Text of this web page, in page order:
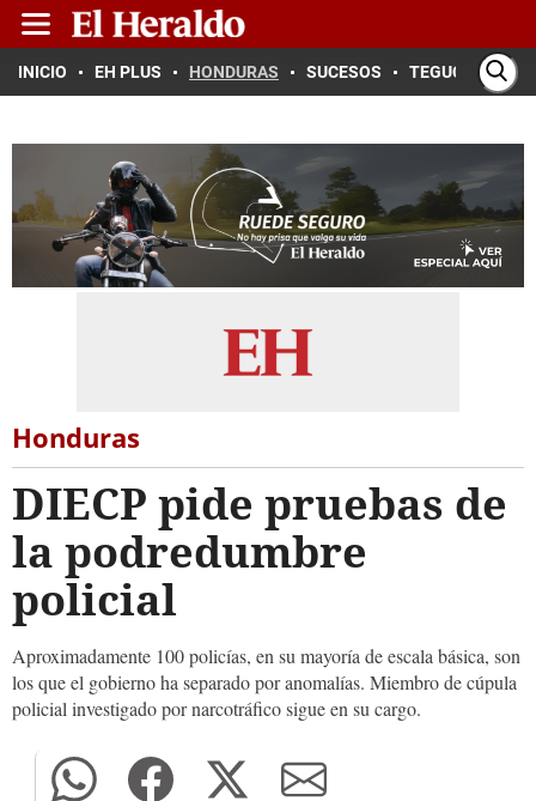
INICIO EH PLUS HONDURAS SUCESOS TEGUCIGALPA
Honduras
DIECP pide pruebas de
la podredumbre
policial
Aproximadamente 100 policías, en su mayoría de escala básica, son
los que el gobierno ha separado por anomalías. Miembro de cúpula
policial investigado por narcotráfico sigue en su cargo.